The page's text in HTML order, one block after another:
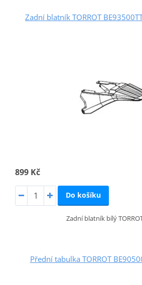
Zadní blatník TORROT
899 Kč
Do košíku
Zadní blatník bílý
Přední tabulka TORROT